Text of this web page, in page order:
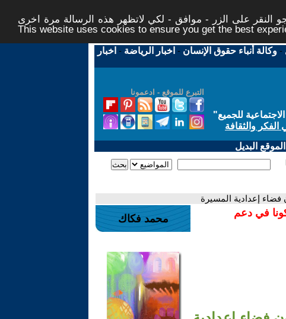
النقر على الزر - موافق - لكي لاتظهر هذه الرسالة مرة اخرى -
This website uses cookies to ensure you get the best
-وكالة أنباء حقوق الإنسان - اخبار الرياضة - اخبار
التبرع للموقع - ادعمونا
للجميع"
والثقافة
البديل
إعدادية المسيرة
في دعم
محمد فكاك